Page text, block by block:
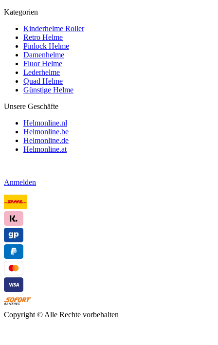
Kategorien
Kinderhelme Roller
Retro Helme
Pinlock Helme
Damenhelme
Fluor Helme
Lederhelme
Quad Helme
Günstige Helme
Unsere Geschäfte
Helmonline.nl
Helmonline.be
Helmonline.de
Helmonline.at
Anmelden
Copyright © Alle Rechte vorbehalten